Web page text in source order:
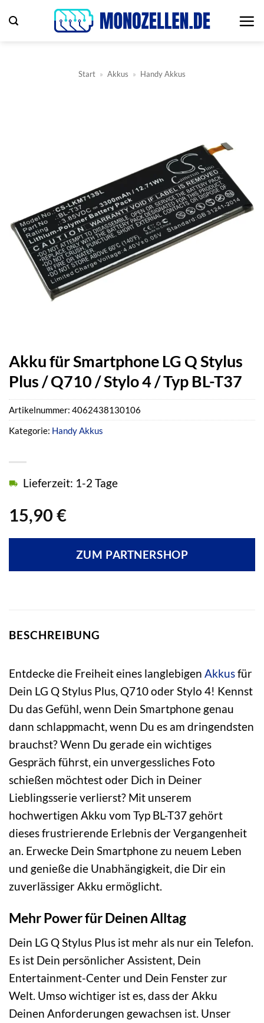
Inhalt
Start » Akkus » Handy Akkus
Akku für Smartphone LG Q Stylus
Plus / Q710 / Stylo 4 / Typ BL-T37
15,90 €
Lieferzeit: 1-2 Tage
ZUM PARTNERSHOP
Artikelnummer: 4062438130106
Kategorie: Handy Akkus
BESCHREIBUNG
Entdecke die Freiheit eines langlebigen Akkusfür
Dein LG Q Stylus Plus, Q710 oder Stylo 4! Kennst
Du das Gefühl, wenn Dein Smartphone genau
dann schlappmacht, wenn Du es am dringendsten
brauchst? Wenn Du gerade ein wichtiges
Gespräch führst, ein unvergessliches Foto
schießen möchtest oder Dich in Deiner
Lieblingsserie verlierst? Mit unserem
hochwertigen Akku vom Typ BL-T37 gehört
dieses frustrierende Erlebnis der Vergangenheit
an. Erwecke Dein Smartphone zu neuem Leben
und genieße die Unabhängigkeit, die Dir ein
zuverlässiger Akku ermöglicht.
Mehr Power für Deinen Alltag
Dein LG Q Stylus Plus ist mehr als nur ein Telefon.
Es ist Dein persönlicher Assistent, Dein
Entertainment-Center und Dein Fenster zur
Welt. Umso wichtiger ist es, dass der Akku
Deinen Anforderungen gewachsen ist. Unser